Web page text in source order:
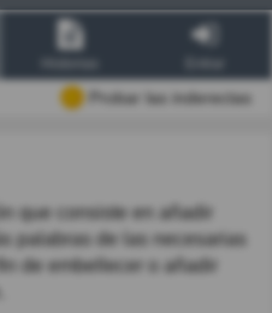
Probar las inderectas
que consiste en añadir
palabras de las necesarias
de embellecer o añadir